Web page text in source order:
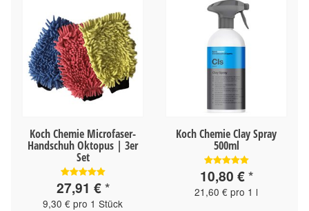
Koch Chemie Microfaser-
Handschuh Oktopus | 3er
Set
27,91 €*
9,30 € pro 1 Stück
Koch Chemie Clay Spray
500ml
10,80 €*
21,60 € pro 1 l